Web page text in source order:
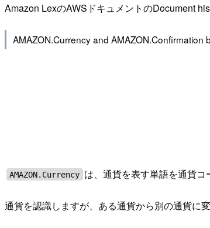
Amazon LexのAWSドキュメントのDocument
AMAZON.Currency and AMAZON.Confirmation
AMAZON.Currency は、通貨を表す単語を通貨コ
通貨を認識しますが、ある通貨から別の通貨に変